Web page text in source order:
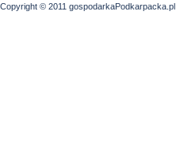
Copyright © 2011 gospodarkaPodkarpacka.pl